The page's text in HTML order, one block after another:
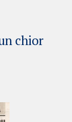
chior